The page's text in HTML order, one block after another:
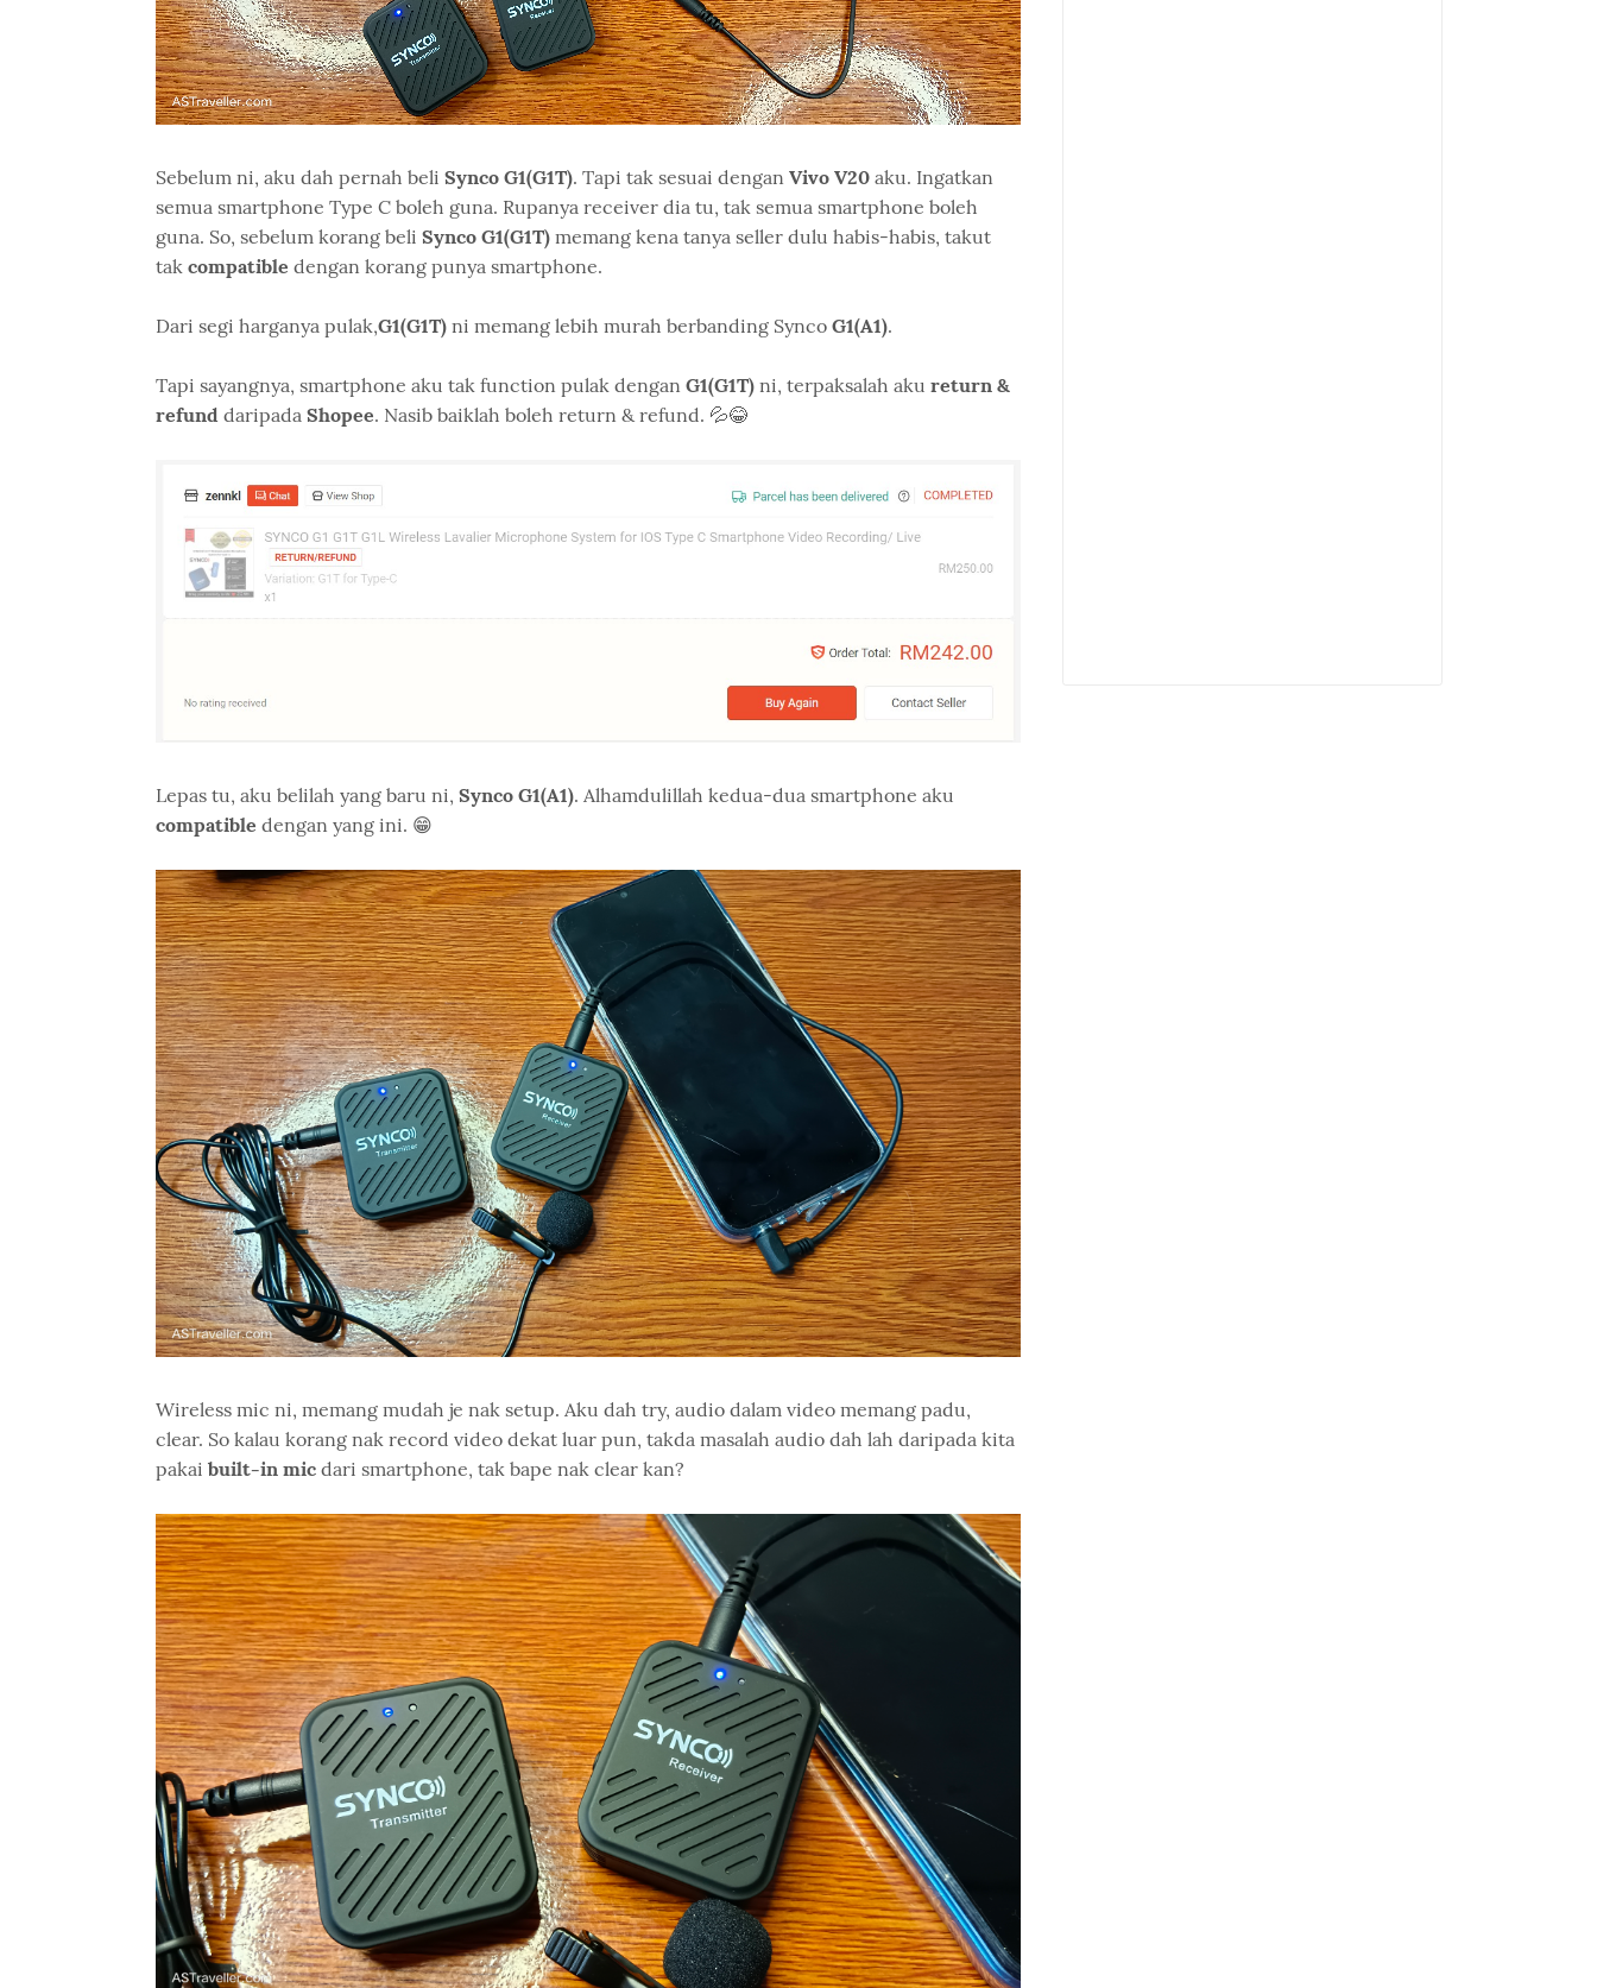
Sebelum ni, aku dah pernah beli Synco G1(G1T). Tapi tak sesuai dengan Vivo V20aku. Ingatkan
semua smartphone Type C boleh guna. Rupanya receiver dia tu, tak semua smartphone boleh
guna. So, sebelum korang beli Synco G1(G1T) memang kena tanya seller dulu habis-habis, takut
tak compatible dengan korang punya smartphone.
Dari segi harganya pulak,G1(G1T)ni memang lebih murah berbanding Synco G1(A1).
Tapi sayangnya, smartphone aku tak function pulak dengan G1(G1T)ni, terpaksalah aku return &
refund daripada Shopee. Nasib baiklah boleh return & refund. 💦😂
Lepas tu, aku belilah yang baru ni, Synco G1(A1). Alhamdulillah kedua-dua smartphone aku
compatible dengan yang ini. 😁
Wireless mic ni, memang mudah je nak setup. Aku dah try, audio dalam video memang padu,
clear. So kalau korang nak record video dekat luar pun, takda masalah audio dah lah daripada kita
pakai built-in micdari smartphone, tak bape nak clear kan?